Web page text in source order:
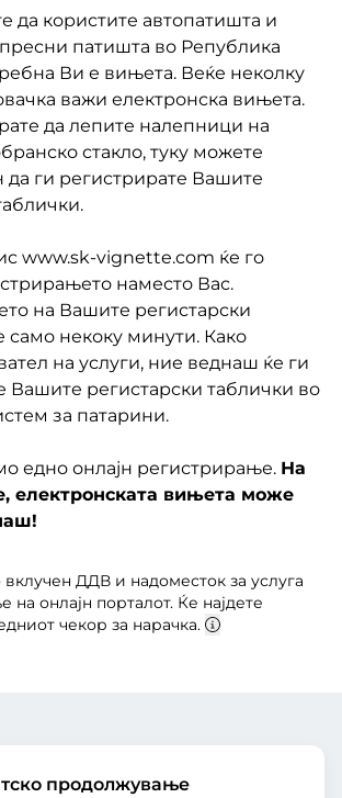
да користите автопатишта и
патишта во Република
Ви е вињета. Веќе неколку
важи електронска вињета.
да лепите налепници на
стакло, туку можете
да ги регистрирате Вашите
www.sk-vignette.com ќе го
наместо Вас.
на Вашите регистарски
само некоку минути. Како
на услуги, ние веднаш ќе ги
Вашите регистарски таблички во
за патарини.
едно онлајн регистрирање. На
електронската вињета може
ДДВ и надоместок за услуга
на онлајн порталот. Ќе најдете
чекор за нарачка.
продолжување